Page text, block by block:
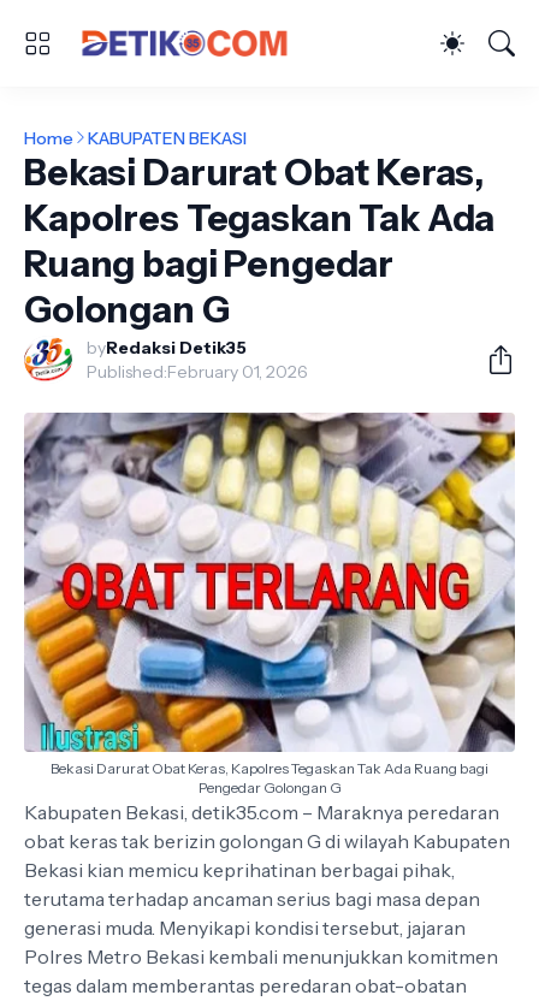
Home KABUPATEN BEKASI
Bekasi Darurat Obat Keras,
Kapolres Tegaskan Tak Ada
Ruang bagi Pengedar
Golongan G
byRedaksi Detik35
Published:February 01, 2026
Bekasi Darurat Obat Keras, Kapolres Tegaskan Tak Ada Ruang bagi
Pengedar Golongan G
Kabupaten Bekasi, detik35.com – Maraknya peredaran
obat keras tak berizin golongan G di wilayah Kabupaten
Bekasi kian memicu keprihatinan berbagai pihak,
terutama terhadap ancaman serius bagi masa depan
generasi muda. Menyikapi kondisi tersebut, jajaran
Polres Metro Bekasi kembali menunjukkan komitmen
tegas dalam memberantas peredaran obat-obatan